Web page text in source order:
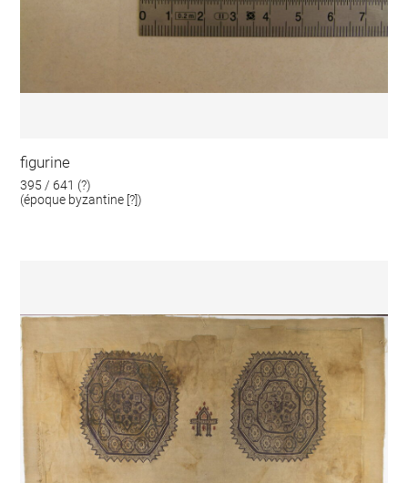
figurine
395 / 641 (?)
(époque byzantine [?])